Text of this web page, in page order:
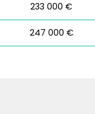
233 000 €
247 000 €